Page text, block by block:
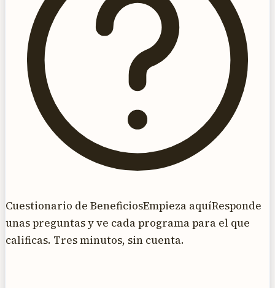
Cuestionario de BeneficiosEmpieza aquíResponde
unas preguntas y ve cada programa para el que
calificas. Tres minutos, sin cuenta.